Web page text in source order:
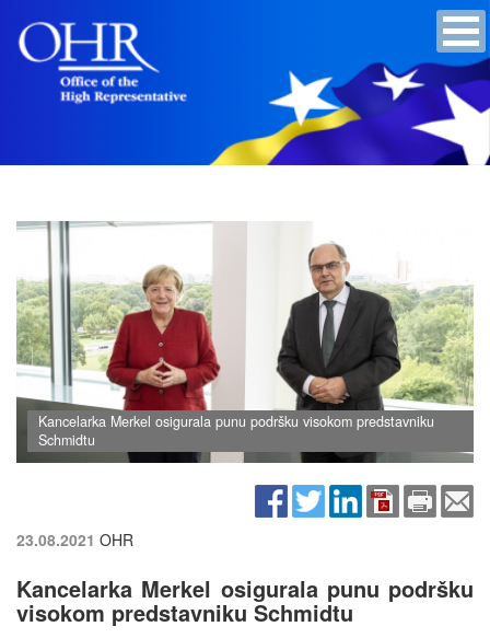
Kancelarka Merkel osigurala punu podršku visokom predstavniku
Schmidtu
23.08.2021 OHR
Kancelarka Merkel osigurala punu podršku
visokom predstavniku Schmidtu